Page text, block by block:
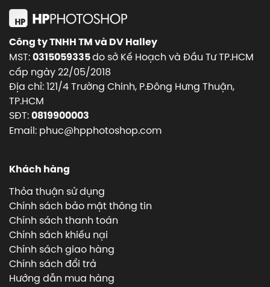
Công ty TNHH TM và DV Halley
MST:0315059335do sở Kế Hoạch và Đầu Tư TP.HCM
cấp ngày 22/05/2018
Địa chỉ: 121/4 Trường Chinh, P.Đông Hưng Thuận,
TP.HCM
SĐT:0819900003
Email: phuc@hpphotoshop.com
Khách hàng
Thỏa thuận sử dụng
Chính sách bảo mật thông tin
Chính sách thanh toán
Chính sách khiếu nại
Chính sách giao hàng
Chính sách đổi trả
Hướng dẫn mua hàng